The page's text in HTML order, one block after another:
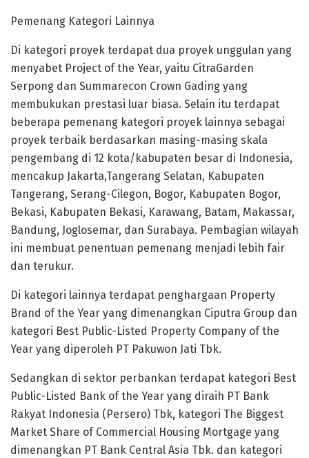
Pemenang Kategori Lainnya
Di kategori proyek terdapat dua proyek unggulan yang
menyabet Project of the Year, yaitu CitraGarden
Serpong dan Summarecon Crown Gading yang
membukukan prestasi luar biasa. Selain itu terdapat
beberapa pemenang kategori proyek lainnya sebagai
proyek terbaik berdasarkan masing-masing skala
pengembang di 12 kota/kabupaten besar di Indonesia,
mencakup Jakarta,Tangerang Selatan, Kabupaten
Tangerang, Serang-Cilegon, Bogor, Kabupaten Bogor,
Bekasi, Kabupaten Bekasi, Karawang, Batam, Makassar,
Bandung, Joglosemar, dan Surabaya. Pembagian wilayah
ini membuat penentuan pemenang menjadi lebih fair
dan terukur.
Di kategori lainnya terdapat penghargaan Property
Brand of the Year yang dimenangkan Ciputra Group dan
kategori Best Public-Listed Property Company of the
Year yang diperoleh PT Pakuwon Jati Tbk.
Sedangkan di sektor perbankan terdapat kategori Best
Public-Listed Bank of the Year yang diraih PT Bank
Rakyat Indonesia (Persero) Tbk, kategori The Biggest
Market Share of Commercial Housing Mortgage yang
dimenangkan PT Bank Central Asia Tbk. dan kategori